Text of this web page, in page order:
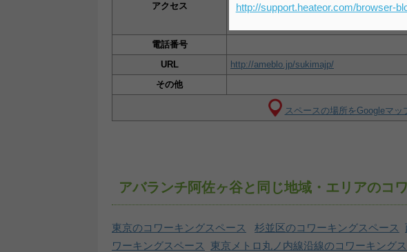
アクセス
東京メトロ「南阿佐ヶ谷」駅から徒歩11分
電話番号
URL
http://ameblo.jp/sukimajp/
その他
スペースの場所をGoogleマッ
アバランチ阿佐ヶ谷と同じ地域・エリアのコ
東京のコワーキングスペース 杉並区のコワーキングスペース
ワーキングスペース
東京メトロ丸ノ内線沿線のコワーキング
http://support.heateor.com/browser-